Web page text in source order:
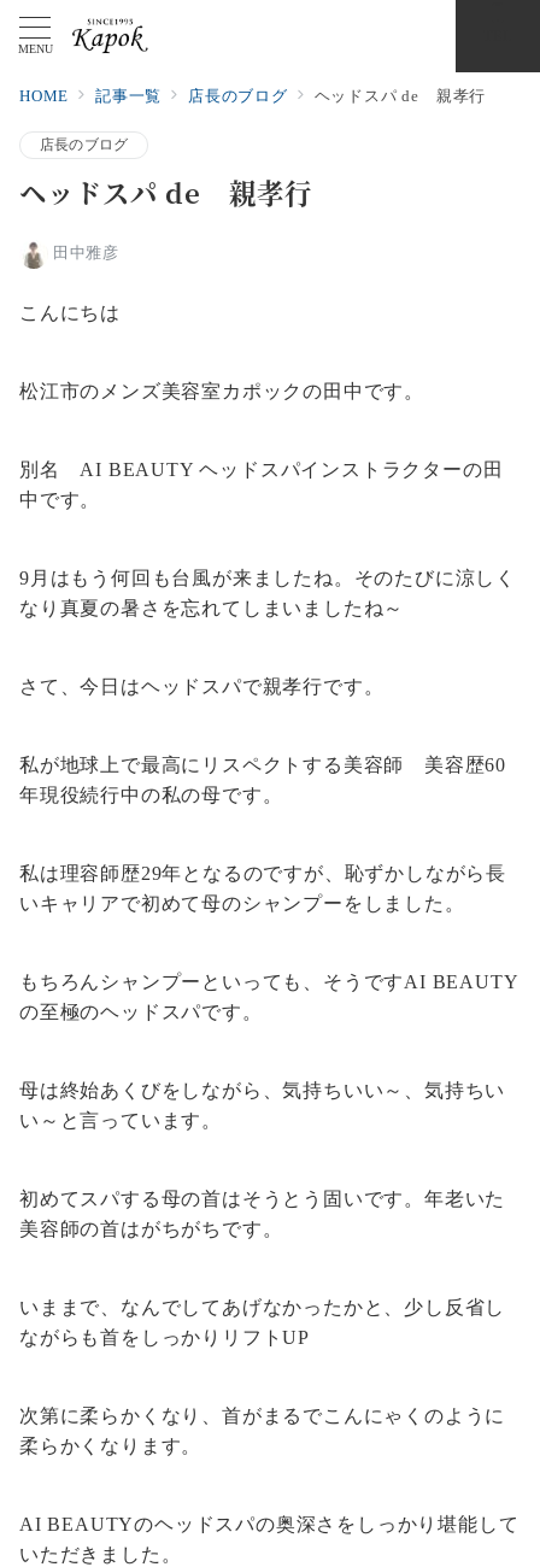
MENU
HOME 記事一覧 店長のブログ ヘッドスパ de 親孝行
店長のブログ
ヘッドスパ de 親孝行
田中雅彦
こんにちは
松江市のメンズ美容室カポックの田中です。
別名 AI BEAUTY ヘッドスパインストラクターの田
中です。
9月はもう何回も台風が来ましたね。そのたびに涼しく
なり真夏の暑さを忘れてしまいましたね～
さて、今日はヘッドスパで親孝行です。
私が地球上で最高にリスペクトする美容師 美容歴60
年現役続行中の私の母です。
私は理容師歴29年となるのですが、恥ずかしながら長
いキャリアで初めて母のシャンプーをしました。
もちろんシャンプーといっても、そうですAI BEAUTY
の至極のヘッドスパです。
母は終始あくびをしながら、気持ちいい～、気持ちい
い～と言っています。
初めてスパする母の首はそうとう固いです。年老いた
美容師の首はがちがちです。
いままで、なんでしてあげなかったかと、少し反省し
ながらも首をしっかりリフトUP
次第に柔らかくなり、首がまるでこんにゃくのように
柔らかくなります。
AI BEAUTYのヘッドスパの奥深さをしっかり堪能して
いただきました。